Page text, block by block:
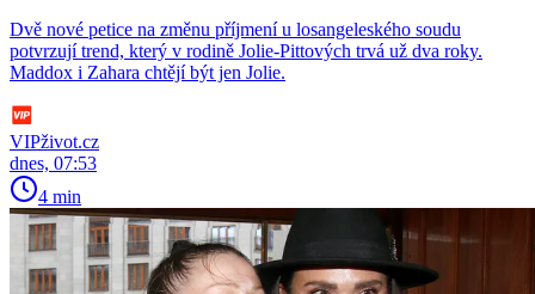
Dvě nové petice na změnu příjmení u losangeleského soudu
potvrzují trend, který v rodině Jolie-Pittových trvá už dva roky.
Maddox i Zahara chtějí být jen Jolie.
VIPživot.cz
dnes, 07:53
4 min